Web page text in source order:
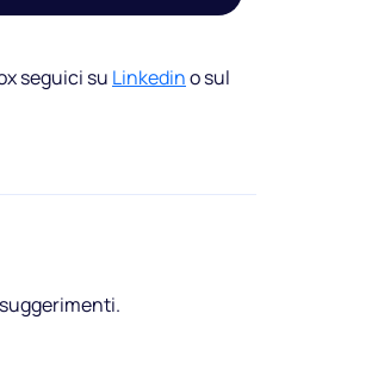
seguici su Linkedino sul